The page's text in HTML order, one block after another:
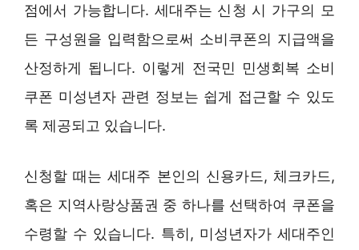
점에서 가능합니다. 세대주는 신청 시 가구의 모
든 구성원을 입력함으로써 소비쿠폰의 지급액을
산정하게 됩니다. 이렇게 전국민 민생회복 소비
쿠폰 미성년자 관련 정보는 쉽게 접근할 수 있도
록 제공되고 있습니다.
신청할 때는 세대주 본인의 신용카드, 체크카드,
혹은 지역사랑상품권 중 하나를 선택하여 쿠폰을
수령할 수 있습니다. 특히, 미성년자가 세대주인